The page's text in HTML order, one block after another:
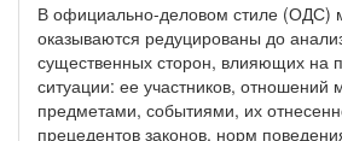
В официально-деловом стиле (ОДС)
оказываются редуцированы до
существенных сторон, влияющих на
ситуации: ее участников, отношений
предметами, событиями, их
прецедентов законов, норм